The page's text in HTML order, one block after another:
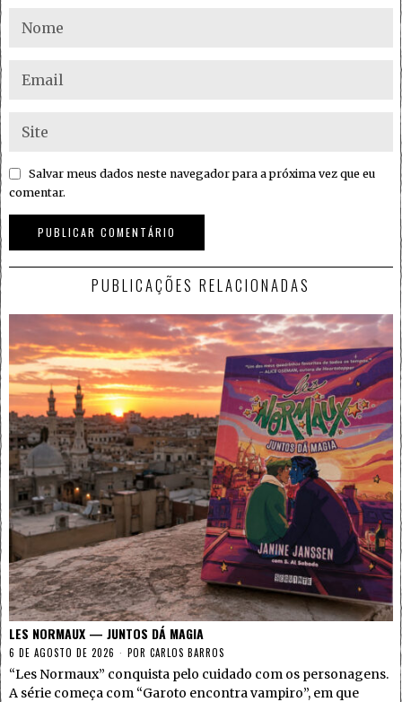
Salvar meus dados neste navegador para a próxima vez que eu
comentar.
PUBLICAÇÕES RELACIONADAS
LES NORMAUX — JUNTOS DÁ MAGIA
6 DE AGOSTO DE 2026 POR CARLOS BARROS
“Les Normaux” conquista pelo cuidado com os personagens.
A série começa com “Garoto encontra vampiro”, em que